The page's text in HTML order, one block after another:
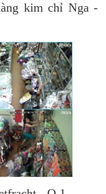
kim chỉ Nga -